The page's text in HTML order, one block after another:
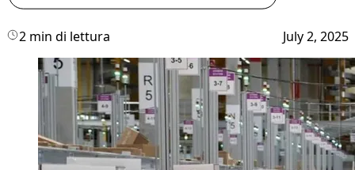
2 min di lettura July 2, 2025